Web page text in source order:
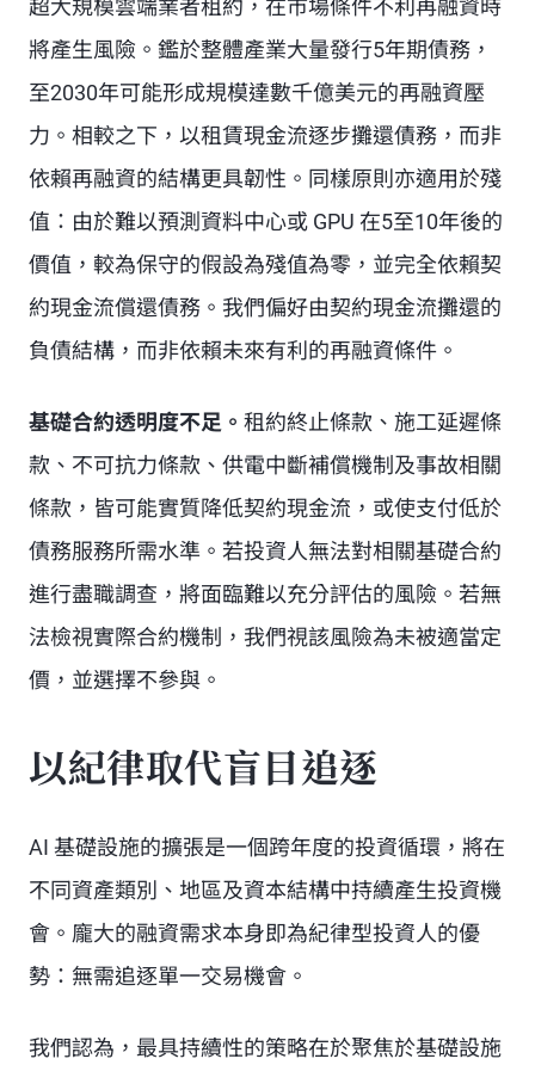
超大規模雲端業者租約，在市場條件不利再融資時
將產生風險。鑑於整體產業大量發行5年期債務，
至2030年可能形成規模達數千億美元的再融資壓
力。相較之下，以租賃現金流逐步攤還債務，而非
依賴再融資的結構更具韌性。同樣原則亦適用於殘
值：由於難以預測資料中心或 GPU 在5至10年後的
價值，較為保守的假設為殘值為零，並完全依賴契
約現金流償還債務。我們偏好由契約現金流攤還的
負債結構，而非依賴未來有利的再融資條件。
基礎合約透明度不足。 租約終止條款、施工延遲條
款、不可抗力條款、供電中斷補償機制及事故相關
條款，皆可能實質降低契約現金流，或使支付低於
債務服務所需水準。若投資人無法對相關基礎合約
進行盡職調查，將面臨難以充分評估的風險。若無
法檢視實際合約機制，我們視該風險為未被適當定
價，並選擇不參與。
以紀律取代盲目追逐
AI 基礎設施的擴張是一個跨年度的投資循環，將在
不同資產類別、地區及資本結構中持續產生投資機
會。龐大的融資需求本身即為紀律型投資人的優
勢：無需追逐單一交易機會。
我們認為，最具持續性的策略在於聚焦於基礎設施